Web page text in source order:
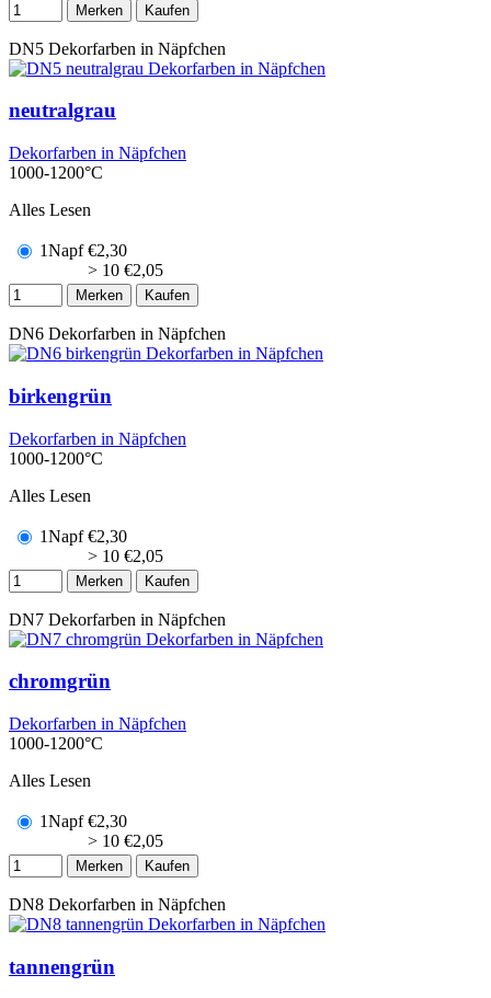
Merken Kaufen
DN5 Dekorfarben in Näpfchen
neutralgrau
Dekorfarben in Näpfchen
1000-1200°C
Alles Lesen
1Napf €2,30
> 10 €2,05
Merken Kaufen
DN6 Dekorfarben in Näpfchen
birkengrün
Dekorfarben in Näpfchen
1000-1200°C
Alles Lesen
1Napf €2,30
> 10 €2,05
Merken Kaufen
DN7 Dekorfarben in Näpfchen
chromgrün
Dekorfarben in Näpfchen
1000-1200°C
Alles Lesen
1Napf €2,30
> 10 €2,05
Merken Kaufen
DN8 Dekorfarben in Näpfchen
tannengrün